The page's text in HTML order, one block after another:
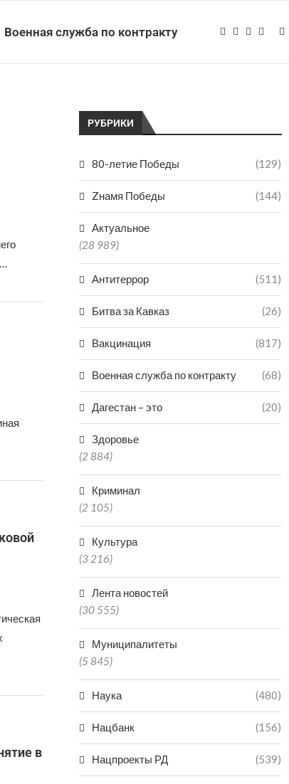
Военная служба по контракту
в
РУБРИКИ
80-летие Победы (129)
Zнамя Победы (144)
Актуальное
(28 989)
Антитеррор (511)
Битва за Кавказ (26)
Вакцинация (817)
Военная служба по контракту (68)
Дагестан – это (20)
Здоровье
(2 884)
Криминал
(2 105)
Культура
(3 216)
Лента новостей
(30 555)
Муниципалитеты
(5 845)
Наука (480)
Нацбанк (156)
Нацпроекты РД (539)